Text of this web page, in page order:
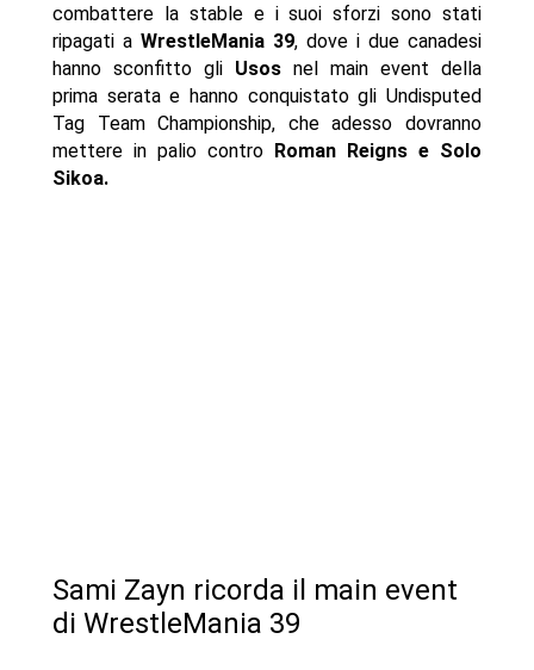
combattere la stable e i suoi sforzi sono stati
ripagati a WrestleMania 39, dove i due canadesi
hanno sconfitto gli Usosnel main event della
prima serata e hanno conquistato gli Undisputed
Tag Team Championship, che adesso dovranno
mettere in palio contro
Roman Reigns e Solo
Sikoa.
Sami Zayn ricorda il main event
di WrestleMania 39